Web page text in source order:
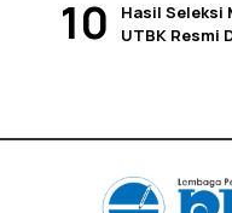
Hasil Seleksi
UTBK Resmi